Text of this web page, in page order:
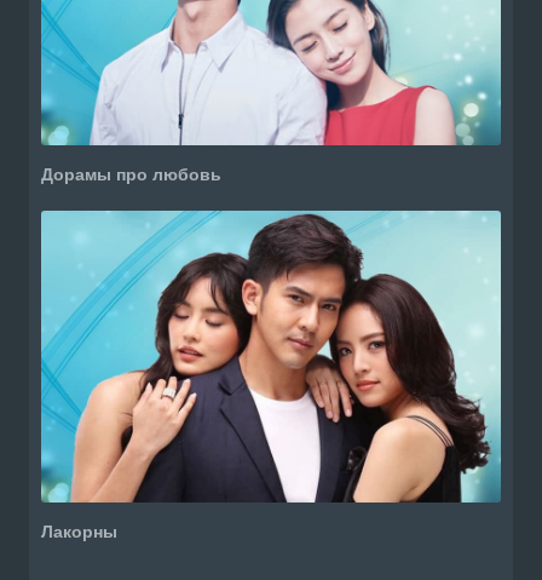
Дорамы про любовь
Лакорны